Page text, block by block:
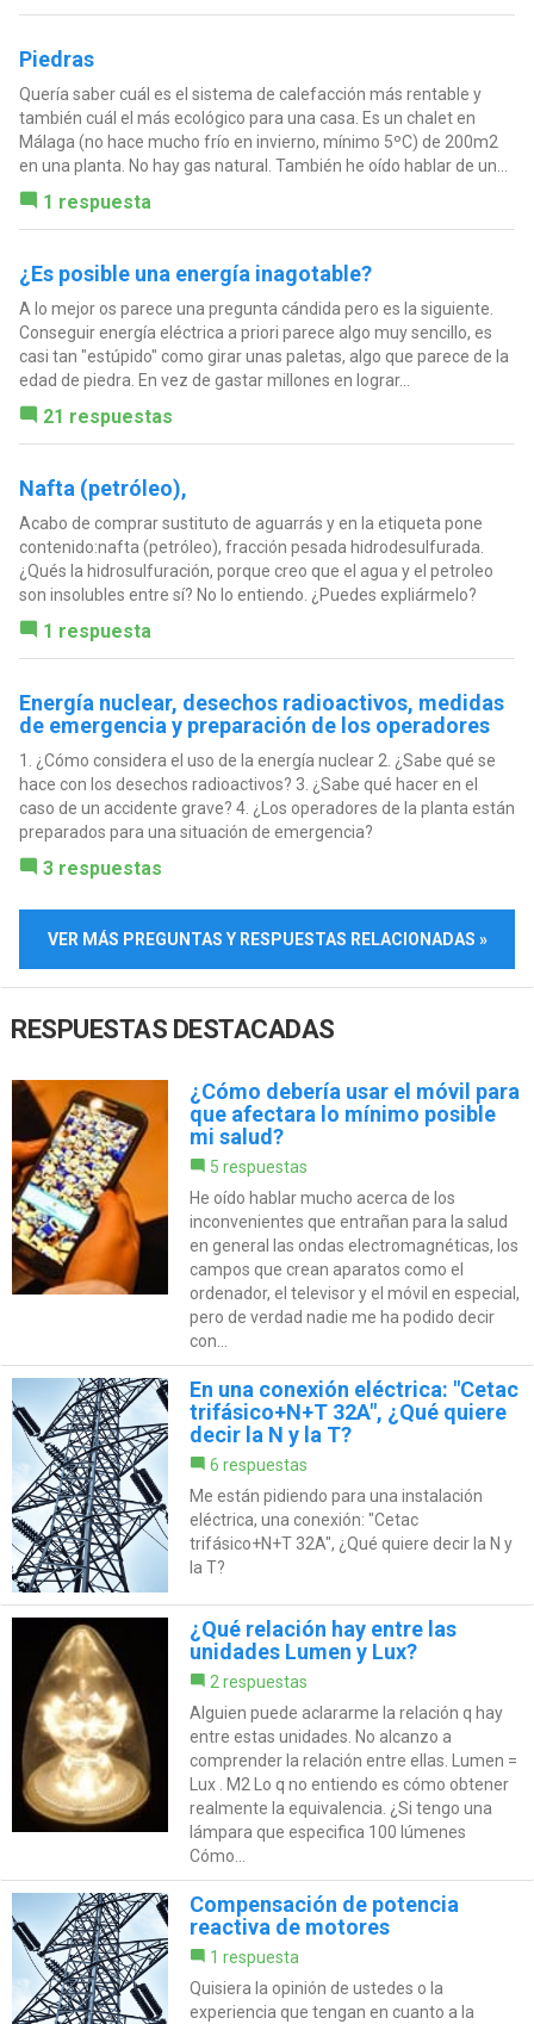
Piedras
Quería saber cuál es el sistema de calefacción más rentable y
también cuál el más ecológico para una casa. Es un chalet en
Málaga (no hace mucho frío en invierno, mínimo 5ºC) de 200m2
en una planta. No hay gas natural. También he oído hablar de un...
1 respuesta
¿Es posible una energía inagotable?
A lo mejor os parece una pregunta cándida pero es la siguiente.
Conseguir energía eléctrica a priori parece algo muy sencillo, es
casi tan "estúpido" como girar unas paletas, algo que parece de la
edad de piedra. En vez de gastar millones en lograr...
21 respuestas
Nafta (petróleo),
Acabo de comprar sustituto de aguarrás y en la etiqueta pone
contenido:nafta (petróleo), fracción pesada hidrodesulfurada.
¿Qués la hidrosulfuración, porque creo que el agua y el petroleo
son insolubles entre sí? No lo entiendo. ¿Puedes expliármelo?
1 respuesta
Energía nuclear, desechos radioactivos, medidas
de emergencia y preparación de los operadores
1. ¿Cómo considera el uso de la energía nuclear 2. ¿Sabe qué se
hace con los desechos radioactivos? 3. ¿Sabe qué hacer en el
caso de un accidente grave? 4. ¿Los operadores de la planta están
preparados para una situación de emergencia?
3 respuestas
VER MÁS PREGUNTAS Y RESPUESTAS RELACIONADAS »
RESPUESTAS DESTACADAS
¿Cómo debería usar el móvil para
que afectara lo mínimo posible
mi salud?
5 respuestas
He oído hablar mucho acerca de los
inconvenientes que entrañan para la salud
en general las ondas electromagnéticas, los
campos que crean aparatos como el
ordenador, el televisor y el móvil en especial,
pero de verdad nadie me ha podido decir
con...
En una conexión eléctrica: "Cetac
trifásico+N+T 32A", ¿Qué quiere
decir la N y la T?
6 respuestas
Me están pidiendo para una instalación
eléctrica, una conexión: "Cetac
trifásico+N+T 32A", ¿Qué quiere decir la N y
la T?
¿Qué relación hay entre las
unidades Lumen y Lux?
2 respuestas
Alguien puede aclararme la relación q hay
entre estas unidades. No alcanzo a
comprender la relación entre ellas. Lumen =
Lux . M2 Lo q no entiendo es cómo obtener
realmente la equivalencia. ¿Si tengo una
lámpara que especifica 100 lúmenes
Cómo...
Compensación de potencia
reactiva de motores
1 respuesta
Quisiera la opinión de ustedes o la
experiencia que tengan en cuanto a la